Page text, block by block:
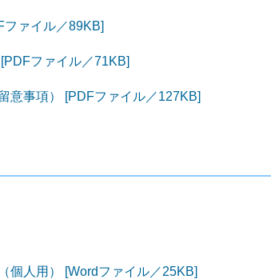
ファイル／89KB]
ファイル／71KB]
意事項） [PDFファイル／127KB]
人用） [Wordファイル／25KB]